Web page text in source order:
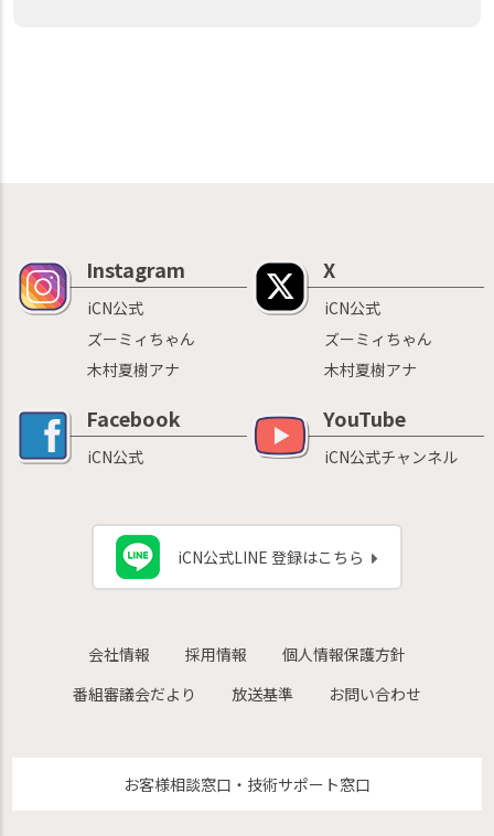
Instagram
iCN公式
ズーミィちゃん
木村夏樹アナ
X
iCN公式
ズーミィちゃん
木村夏樹アナ
Facebook
iCN公式
YouTube
iCN公式チャンネル
iCN公式LINE 登録はこちら
会社情報 採用情報
個人情報保護方針
番組審議会だより
放送基準 お問い合わせ
お客様相談窓口・技術サポート窓口